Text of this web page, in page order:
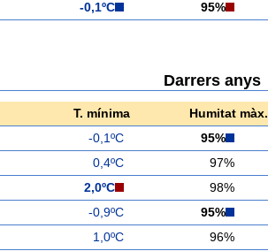
-0,1ºC 95%
Darrers anys
T. mínima Humitat màx.
-0,1ºC 95%
0,4ºC 97%
2,0ºC 98%
-0,9ºC 95%
1,0ºC 96%